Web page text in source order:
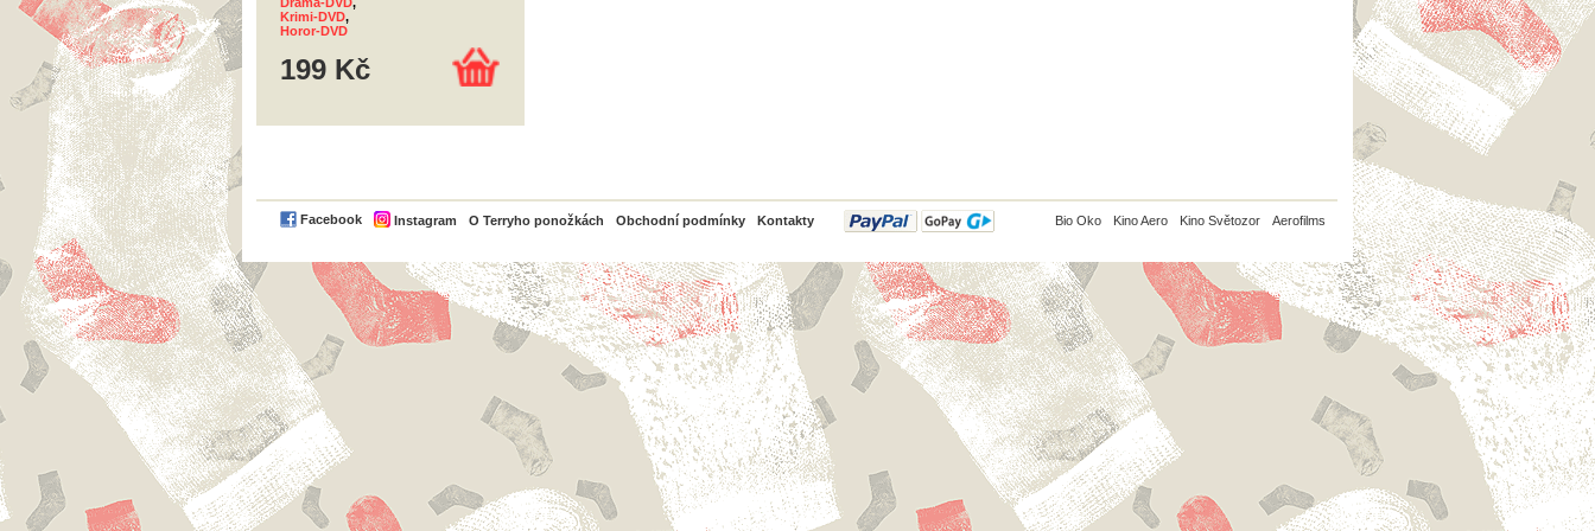
Krimi-DVD,
Horor-DVD
199 Kč
Facebook Instagram O Terryho ponožkách Obchodní podmínky Kontakty
PayPal Bio Oko Kino Aero Kino Světozor Aerofilms